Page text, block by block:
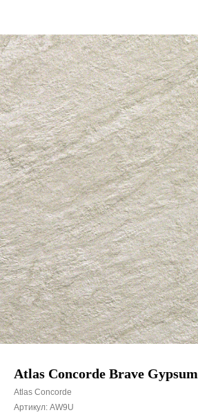
Atlas Concorde Brave Gypsum
Atlas Concorde
Артикул: AW9U